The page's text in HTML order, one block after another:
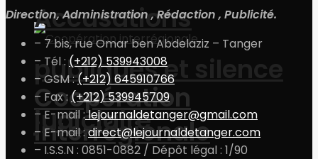
Coopération
interrégionale
Accusations
publiques et silence
judiciaire
Direction, Administration , Rédaction , Publicité.
– 7 bis, rue Omar ben Abdelaziz – Tanger
– Tél : (+212) 539943008
– GSM : (+212) 645910766
– Fax :(+212) 539945709
– E-mail :lejournaldetanger@gmail.com
– E-mail :direct@lejournaldetanger.com
– I.S.S.N : 0851-0882 / Dépôt légal : 1/90